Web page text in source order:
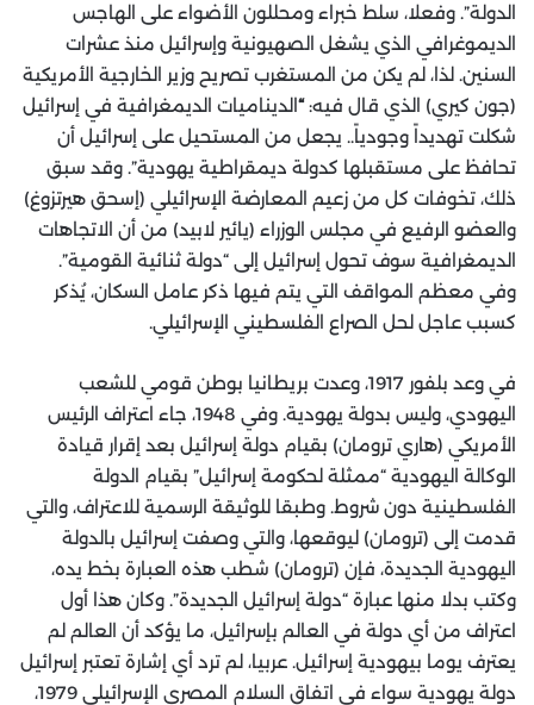
الدولة”. وفعلا، سلط خبراء ومحللون الأضواء على الهاجس
الديموغرافي الذي يشغل الصهيونية وإسرائيل منذ عشرات
السنين. لذا، لم يكن من المستغرب تصريح وزير الخارجية الأمريكية
(جون كيري) الذي قال فيه:“الديناميات الديمغرافية في إسرائيل
شكلت تهديداً وجودياً.. يجعل من المستحيل على إسرائيل أن
تحافظ على مستقبلها كدولة ديمقراطية يهودية”. وقد سبق
ذلك، تخوفات كل من زعيم المعارضة الإسرائيلي (إسحق هيرتزوغ)
والعضو الرفيع في مجلس الوزراء (يائير لابيد) من أن الاتجاهات
الديمغرافية سوف تحول إسرائيل إلى “دولة ثنائية القومية”.
وفي معظم المواقف التي يتم فيها ذكر عامل السكان، يُذكر
كسبب عاجل لحل الصراع الفلسطيني الإسرائيلي.
في وعد بلفور 1917، وعدت بريطانيا بوطن قومي للشعب
اليهودي، وليس بدولة يهودية. وفي 1948، جاء اعتراف الرئيس
الأمريكي (هاري ترومان) بقيام دولة إسرائيل بعد إقرار قيادة
الوكالة اليهودية “ممثلة لحكومة إسرائيل” بقيام الدولة
الفلسطينية دون شروط. وطبقا للوثيقة الرسمية للاعتراف، والتي
قدمت إلى (ترومان) ليوقعها، والتي وصفت إسرائيل بالدولة
اليهودية الجديدة، فإن (ترومان) شطب هذه العبارة بخط يده،
وكتب بدلا منها عبارة “دولة إسرائيل الجديدة”. وكان هذا أول
اعتراف من أي دولة في العالم بإسرائيل، ما يؤكد أن العالم لم
يعترف يوما بيهودية إسرائيل. عربيا، لم ترد أي إشارة تعتبر إسرائيل
دولة يهودية سواء في اتفاق السلام المصري الإسرائيلي 1979،